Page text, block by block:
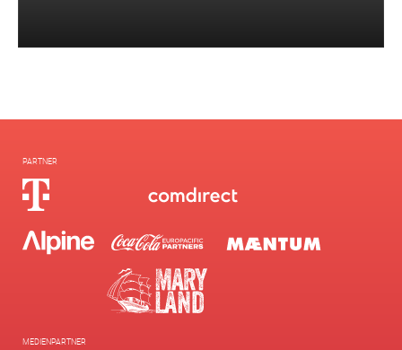
PARTNER
MEDIENPARTNER